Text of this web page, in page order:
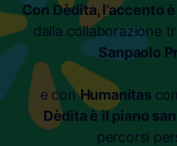
Con Dèdita, l’accento
dalla collaborazione
Sanpaolo
e conHumanitas
Dèdita è il piano
percorsi